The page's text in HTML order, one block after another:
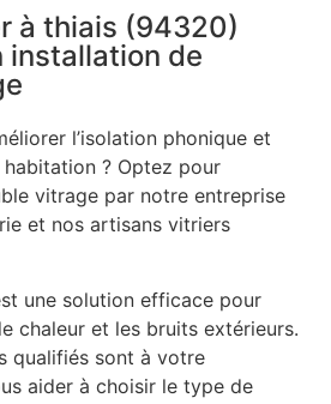
à thiais (94320)
installation de
l’isolation phonique et
? Optez pour
vitrage par notre entreprise
et nos artisans vitriers
une solution efficace pour
chaleur et les bruits extérieurs.
qualifiés sont à votre
aider à choisir le type de